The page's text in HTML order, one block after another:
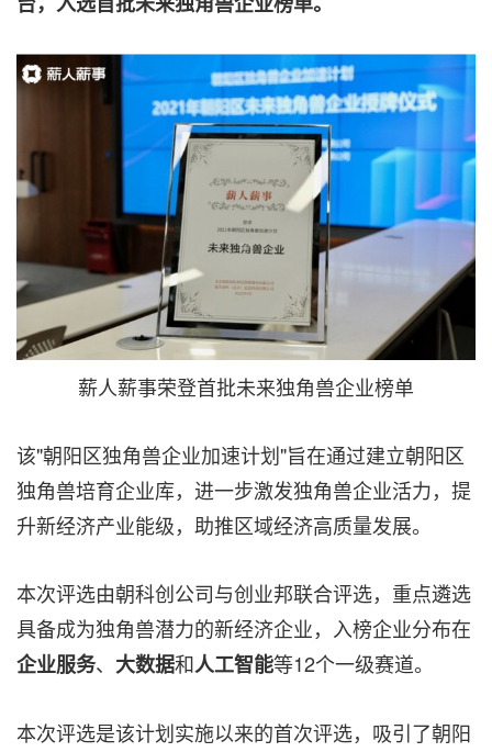
薪人薪事荣登首批未来独角兽企业榜单
该"朝阳区独角兽企业加速计划"旨在通过建立朝阳区
独角兽培育企业库，进一步激发独角兽企业活力，提
升新经济产业能级，助推区域经济高质量发展。
本次评选由朝科创公司与创业邦联合评选，重点遴选
具备成为独角兽潜力的新经济企业，入榜企业分布在
企业服务、 大数据和人工智能等12个一级赛道。
本次评选是该计划实施以来的首次评选，吸引了朝阳